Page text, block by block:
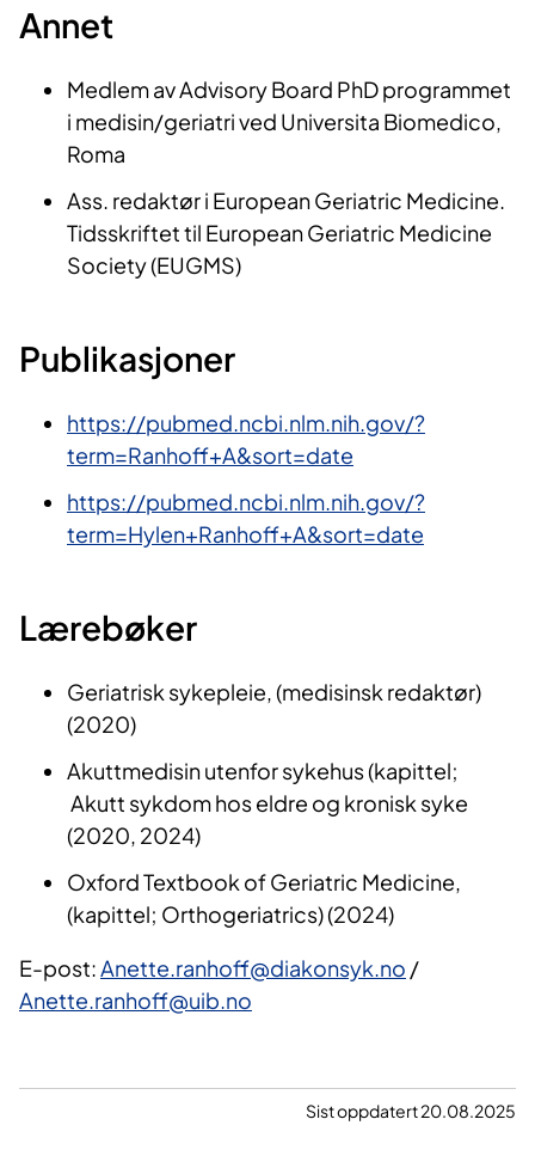
Annet
Medlem av Advisory Board PhD programmet
i medisin/geriatri ved Universita Biomedico,
Roma
Ass. redaktør i European Geriatric Medicine.
Tidsskriftet til European Geriatric Medicine
Society (EUGMS)
Publikasjoner
https://pubmed.ncbi.nlm.nih.gov/?
term=Ranhoff+A&sort=date
https://pubmed.ncbi.nlm.nih.gov/?
term=Hylen+Ranhoff+A&sort=date
Lærebøker
Geriatrisk sykepleie, (medisinsk redaktør)
(2020)
Akuttmedisin utenfor sykehus (kapittel;
Akutt sykdom hos eldre og kronisk syke
(2020, 2024)
Oxford Textbook of Geriatric Medicine,
(kapittel; Orthogeriatrics) (2024)
E-post:Anette.ranhoff@diakonsyk.no /
Anette.ranhoff@uib.no
Sist oppdatert 20.08.2025